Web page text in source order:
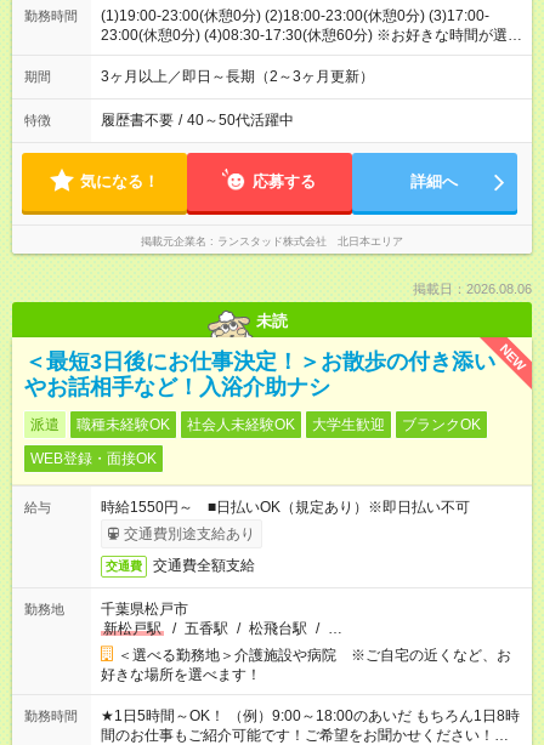
勤務時間
(1)19:00-23:00(休憩0分) (2)18:00-23:00(休憩0分) (3)17:00-
23:00(休憩0分) (4)08:30-17:30(休憩60分) ※お好きな時間が選べ
ます！日曜日に出勤する方は就業時間４です
期間 3ヶ月以上／即日～長期（2～3ヶ月更新）
特徴 履歴書不要 / 40～50代活躍中
気になる！ 応募する 詳細へ
掲載元企業名 ランスタッド株式会社 北日本エリア
掲載日：2026.08.06
未読
NEW
＜最短3日後にお仕事決定！＞お散歩の付き添い
やお話相手など！入浴介助ナシ
派遣 職種未経験OK 社会人未経験OK 大学生歓迎
ブランクOK
WEB登録・面接OK
給与
時給1550円～ ■日払いOK（規定あり）※即日払い不可
交通費別途支給あり
交通費 交通費全額支給
勤務地
千葉県松戸市
新松戸駅
/ 五香駅 / 松飛台駅 / …
＜選べる勤務地＞介護施設や病院 ※ご自宅の近くなど、お
好きな場所を選べます！
勤務時間
★1日5時間～OK！ （例）9:00～18:00のあいだ もちろん1日8時
間のお仕事もご紹介可能です！ご希望をお聞かせください！★家